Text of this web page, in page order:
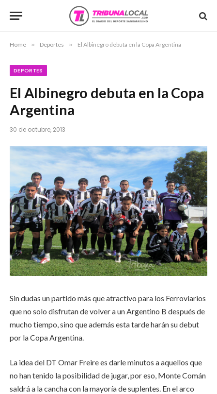
Home » Deportes » El Albinegro debuta en la Copa Argentina
DEPORTES
El Albinegro debuta en la Copa
Argentina
30 de octubre, 2013
Sin dudas un partido más que atractivo para los Ferroviarios
que no solo disfrutan de volver a un Argentino B después de
mucho tiempo, sino que además esta tarde harán su debut
por la Copa Argentina.
La idea del DT Omar Freire es darle minutos a aquellos que
no han tenido la posibilidad de jugar, por eso, Monte Comán
saldrá a la cancha con la mayoría de suplentes. En el arco